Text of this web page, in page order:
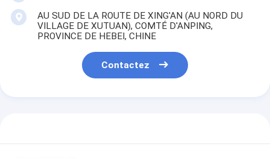
AU SUD DE LA ROUTE DE XING'AN (AU NORD DU
VILLAGE DE XUTUAN), COMTÉ D'ANPING,
PROVINCE DE HEBEI, CHINE
Contactez